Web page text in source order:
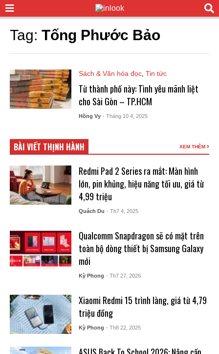
Tag: Tống Phước Bảo
Sách & Văn hóa đọc, Tin tức
Từ thành phố này: Tình yêu mãnh liệt
cho Sài Gòn – TP.HCM
Hồng Vy - Tháng 10 4, 2025
BÀI VIẾT THỊNH HÀNH XEM THÊM
Redmi Pad 2 Series ra mắt: Màn hình
lớn, pin khủng, hiệu năng tối ưu, giá từ
4,99 triệu
Quách Du - Th7 4, 2025
Qualcomm Snapdragon sẽ có mặt trên
toàn bộ dòng thiết bị Samsung Galaxy
mới
Kỳ Phong - Th7 27, 2026
Xiaomi Redmi 15 trình làng, giá từ 4,79
triệu đồng
Kỳ Phong - Th8 22, 2025